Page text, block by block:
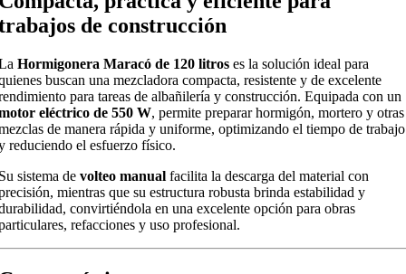
de construcción
Hormigonera Maracó de 120 litros es la solución ideal para
buscan una mezcladora compacta, resistente y de excelente
para tareas de albañilería y construcción. Equipada con un
eléctrico de 550 W, permite preparar hormigón, mortero y otras
de manera rápida y uniforme, optimizando el tiempo de trabajo
reduciendo el esfuerzo físico.
sistema de volteo manual facilita la descarga del material con
mientras que su estructura robusta brinda estabilidad y
convirtiéndola en una excelente opción para obras
refacciones y uso profesional.